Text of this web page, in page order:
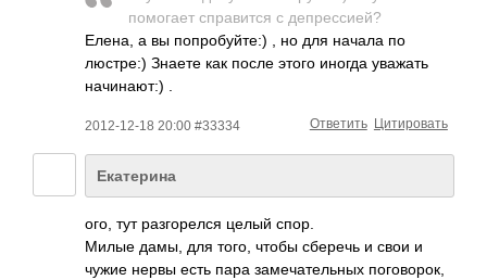
помогает справится с депрессией?
Елена, а вы попробуйте:) , но для начала по
люстре:) Знаете как после этого иногда уважать
начинают:) .
2012-12-18 20:00 #33334 Цитировать
Ответить
Екатерина
ого, тут разгорелся целый спор.
Милые дамы, для того, чтобы сберечь и свои и
чужие нервы есть пара замечательных поговорок,